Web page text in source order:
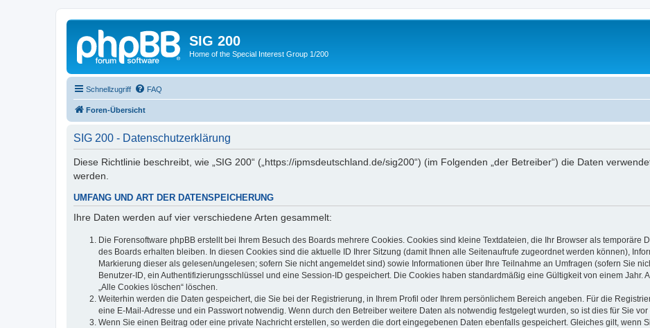
SIG 200
Home of the Special Interest Group 1/200
Schnellzugriff FAQ
Foren-Übersicht
SIG 200 - Datenschutzerklärung
Diese Richtlinie beschreibt, wie „SIG 200“ („https://ipmsdeutschland.de/sig200“) (im Folgenden „der Betreiber“) die Daten
werden.
UMFANG UND ART DER DATENSPEICHERUNG
Ihre Daten werden auf vier verschiedene Arten gesammelt:
Die Forensoftware phpBB erstellt bei Ihrem Besuch des Boards mehrere Cookies. Cookies sind kleine Textdateien, die Ihr Browser als temporäre
des Boards erhalten bleiben. In diesen Cookies sind die aktuelle ID Ihrer Sitzung (damit Ihnen alle Seitenaufrufe zugeordnet werden können),
Markierung dieser als gelesen/ungelesen; sofern Sie nicht angemeldet sind) sowie Informationen über Ihre Teilnahme an Umfragen (sofern Sie
Benutzer-ID, ein Authentifizierungsschlüssel und eine Session-ID gespeichert. Die Cookies haben standardmäßig eine Gültigkeit von einem Jahr.
„Alle Cookies löschen“ löschen.
Weiterhin werden die Daten gespeichert, die Sie bei der Registrierung, in Ihrem Profil oder Ihrem persönlichem Bereich angeben. Für die
eine E-Mail-Adresse und ein Passwort notwendig. Wenn durch den Betreiber weitere Daten als notwendig festgelegt wurden, so ist dies für Sie vor
Wenn Sie einen Beitrag oder eine private Nachricht erstellen, so werden die dort eingegebenen Daten ebenfalls gespeichert. Gleiches gilt, wenn